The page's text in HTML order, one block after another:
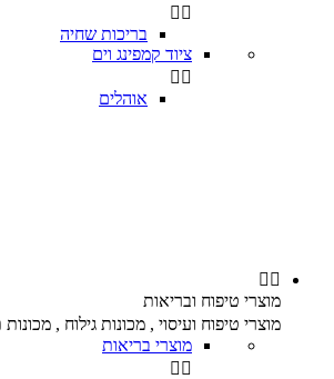
 
בריכות שחיה
ציוד קמפינג וים
 
אוהלים
 
מוצרי טיפוח ובריאות
מוצרי טיפוח ועיסוי , מכונות גילוח ,
מוצרי בריאות
 